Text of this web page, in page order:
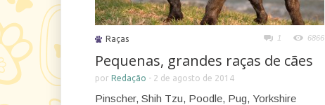
Raças 1 6866
Pequenas, grandes raças de cães
por Redação - 2 de agosto de 2014
Pinscher, Shih Tzu, Poodle, Pug, Yorkshire